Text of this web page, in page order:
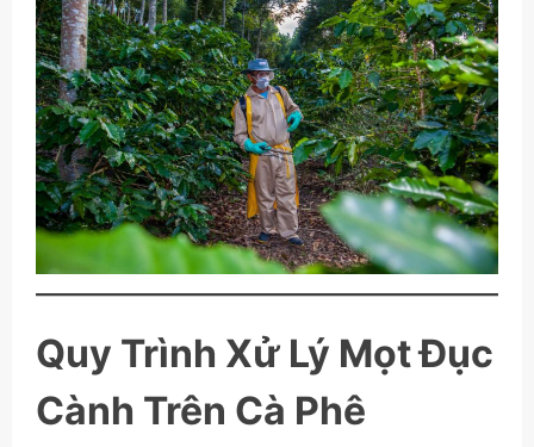
Quy Trình Xử Lý Mọt Đục
Cành Trên Cà Phê